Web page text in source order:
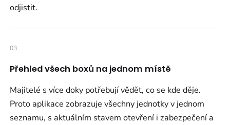
odjistit.
03
Přehled všech boxů na jednom místě
Majitelé s více doky potřebují vědět, co se kde děje.
Proto aplikace zobrazuje všechny jednotky v jednom
seznamu, s aktuálním stavem otevření i zabezpečení a